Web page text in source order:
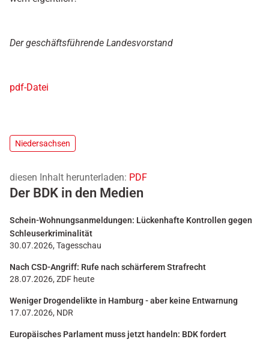
Der geschäftsführende Landesvorstand
pdf-Datei
Niedersachsen
diesen Inhalt herunterladen: PDF
Der BDK in den Medien
Schein-Wohnungsanmeldungen: Lückenhafte Kontrollen gegen
Schleuserkriminalität
30.07.2026, Tagesschau
Nach CSD-Angriff: Rufe nach schärferem Strafrecht
28.07.2026, ZDF heute
Weniger Drogendelikte in Hamburg - aber keine Entwarnung
17.07.2026, NDR
Europäisches Parlament muss jetzt handeln: BDK fordert